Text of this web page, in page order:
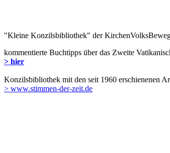
"Kleine Konzilsbibliothek" der
kommentierte Buchtipps über das Zweite
> hier
Konzilsbibliothek mit den seit 1960 erschienenen
> www.stimmen-der-zeit.de